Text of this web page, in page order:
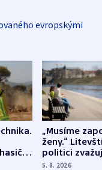
evropskými
z
„Musíme
ženy.“
politici
dohodu o
5. 8. 2026